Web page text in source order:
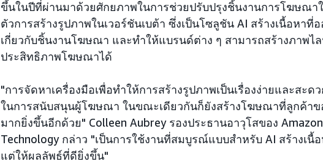
ขึ้นในปีที่ผ่านมาด้วยศักยภาพในการช่วยปรับปรุงชิ้นงานการโฆษณา
ตัวการสร้างรูปภาพในเวอร์ชันเบต้า ซึ่งเป็นโซลูชัน AI สร้างเนื้อหา
เกี่ยวกับชิ้นงานโฆษณา และทำให้แบรนด์ต่าง ๆ สามารถสร้างภาพไ
ประสิทธิภาพโฆษณาได้
"การจัดหาเครื่องมือเพื่อทำให้การสร้างรูปภาพเป็นเรื่องง่ายและสะด
ในการสนับสนุนผู้โฆษณา ในขณะเดียวกันก็ยังสร้างโฆษณาที่ลูกค้าข
มากยิ่งขึ้นอีกด้วย" Colleen Aubrey รองประธานอาวุโสของ
Technology กล่าว "เป็นการใช้งานที่สมบูรณ์แบบสำหรับ AI สร้างเนื้
แต่ให้ผลลัพธ์ที่ดียิ่งขึ้น"